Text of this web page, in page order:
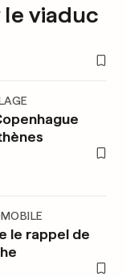
viaduc
le rappel de